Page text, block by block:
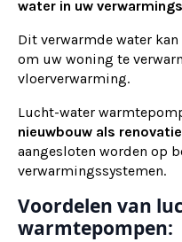
water in uw
Dit verwarmde water
om uw woning te
vloerverwarming.
Lucht-water
nieuwbouw als
aangesloten worden op
verwarmingssystemen.
Voordelen van
warmtepompen: